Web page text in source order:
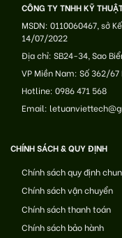
CÔNG TY TNHH KỸ
MSDN: 0110060467, sở
14/07/2022
Địa chỉ: SB24-34, Sao
VP Miền Nam: Số 362/67
Hotline: 0986 471 568
Email:
CHÍNH SÁCH & QUY ĐỊNH
Chính sách quy định
Chính sách vận chuyển
Chính sách thanh toán
Chính sách bảo hành